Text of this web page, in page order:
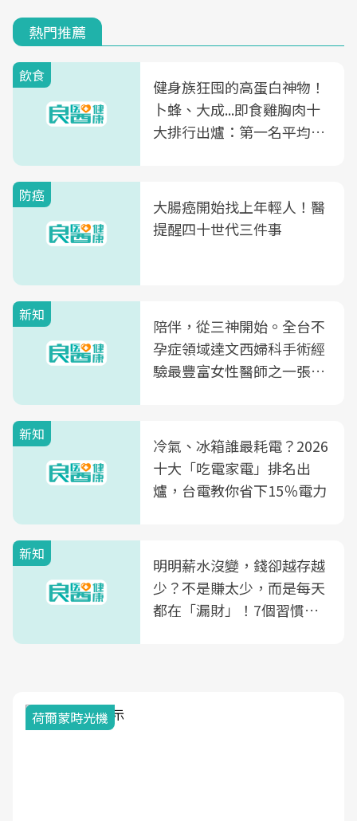
熱門推薦
飲食
健身族狂囤的高蛋白神物！
卜蜂、大成...即食雞胸肉十
大排行出爐：第一名平均一
防癌
大腸癌開始找上年輕人！醫
提醒四十世代三件事
新知
陪伴，從三神開始。全台不
孕症領域達文西婦科手術經
驗最豐富女性醫師之一張永
光田醫院建構360度女性健
康照護生態圈
新知
冷氣、冰箱誰最耗電？2026
十大「吃電家電」排名出
爐，台電教你省下15％電力
新知
明明薪水沒變，錢卻越存越
少？不是賺太少，而是每天
都在「漏財」！7個習慣一
荷爾蒙時光機